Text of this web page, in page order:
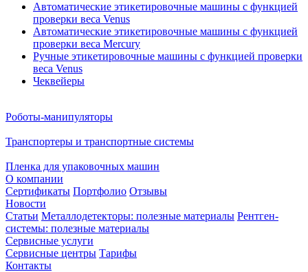
Автоматические этикетировочные машины с функцией
проверки веса Venus
Автоматические этикетировочные машины с функцией
проверки веса Mercury
Ручные этикетировочные машины с функцией проверки
веса Venus
Чеквейеры
Роботы-манипуляторы
Транспортеры и транспортные системы
Пленка для упаковочных машин
О компании
Сертификаты Портфолио Отзывы
Новости
Статьи Металлодетекторы: полезные материалы Рентген-
системы: полезные материалы
Сервисные услуги
Сервисные центры Тарифы
Контакты